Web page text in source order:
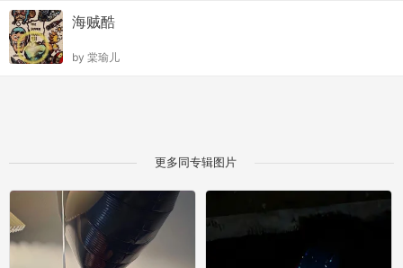
海贼酷
by 棠瑜儿
更多同专辑图片